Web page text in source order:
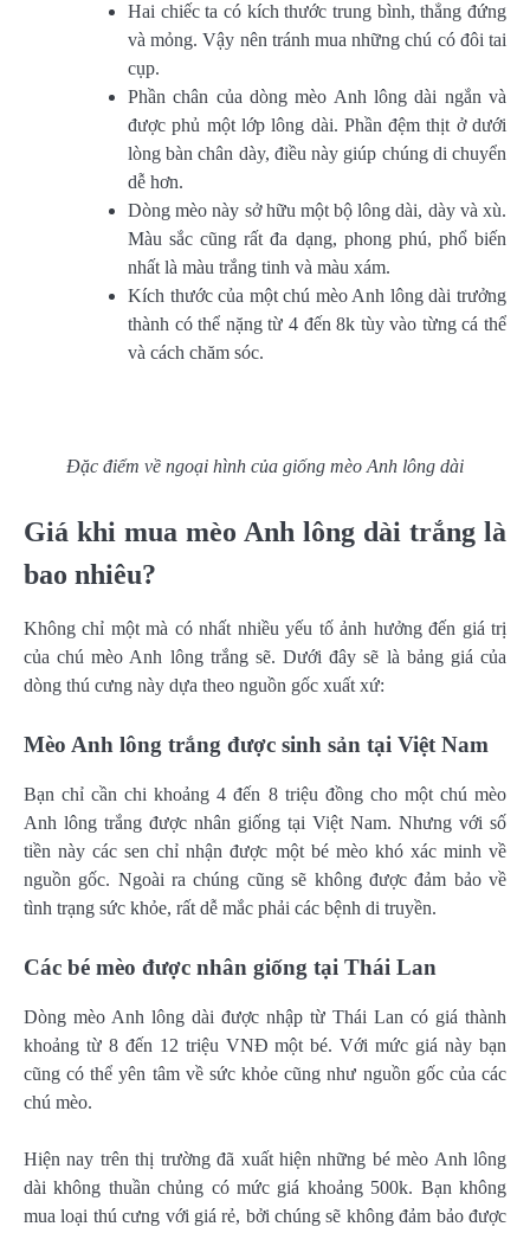
Hai chiếc ta có kích thước trung bình, thẳng đứng
và mỏng. Vậy nên tránh mua những chú có đôi tai
cụp.
Phần chân của dòng mèo Anh lông dài ngắn và
được phủ một lớp lông dài. Phần đệm thịt ở dưới
lòng bàn chân dày, điều này giúp chúng di chuyển
dễ hơn.
Dòng mèo này sở hữu một bộ lông dài, dày và xù.
Màu sắc cũng rất đa dạng, phong phú, phổ biến
nhất là màu trắng tinh và màu xám.
Kích thước của một chú mèo Anh lông dài trưởng
thành có thể nặng từ 4 đến 8k tùy vào từng cá thể
và cách chăm sóc.
Đặc điểm về ngoại hình của giống mèo Anh lông dài
Giá khi mua mèo Anh lông dài trắng là
bao nhiêu?
Không chỉ một mà có nhất nhiều yếu tố ảnh hưởng đến giá trị
của chú mèo Anh lông trắng sẽ. Dưới đây sẽ là bảng giá của
dòng thú cưng này dựa theo nguồn gốc xuất xứ:
Mèo Anh lông trắng được sinh sản tại Việt Nam
Bạn chỉ cần chi khoảng 4 đến 8 triệu đồng cho một chú mèo
Anh lông trắng được nhân giống tại Việt Nam. Nhưng với số
tiền này các sen chỉ nhận được một bé mèo khó xác minh về
nguồn gốc. Ngoài ra chúng cũng sẽ không được đảm bảo về
tình trạng sức khỏe, rất dễ mắc phải các bệnh di truyền.
Các bé mèo được nhân giống tại Thái Lan
Dòng mèo Anh lông dài được nhập từ Thái Lan có giá thành
khoảng từ 8 đến 12 triệu VNĐ một bé. Với mức giá này bạn
cũng có thể yên tâm về sức khỏe cũng như nguồn gốc của các
chú mèo.
Hiện nay trên thị trường đã xuất hiện những bé mèo Anh lông
dài không thuần chủng có mức giá khoảng 500k. Bạn không
mua loại thú cưng với giá rẻ, bởi chúng sẽ không đảm bảo được